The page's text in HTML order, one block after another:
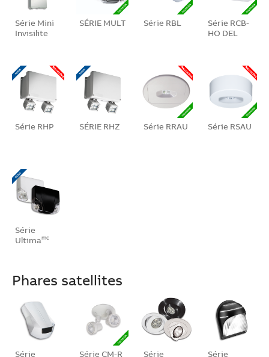
Série Mini
Invisilite
SÉRIE MULT Série RBL
Série RCB-
HO DEL
Série RHP SÉRIE RHZ Série RRAU Série RSAU
Série
Ultimamc
Phares satellites
Série Série CM-R Série Série